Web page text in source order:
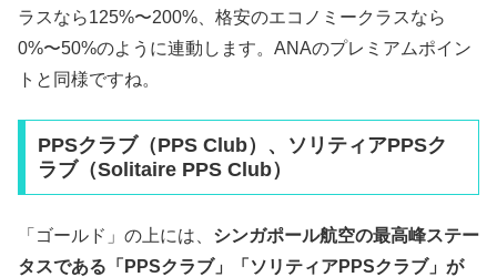
ラスなら125%〜200%、格安のエコノミークラスなら
0%〜50%のように連動します。ANAのプレミアムポイン
トと同様ですね。
PPSクラブ（PPS Club）、ソリティアPPSク
ラブ（Solitaire PPS Club）
「ゴールド」の上には、 シンガポール航空の最高峰ステー
タスである「PPSクラブ」「ソリティアPPSクラブ」が